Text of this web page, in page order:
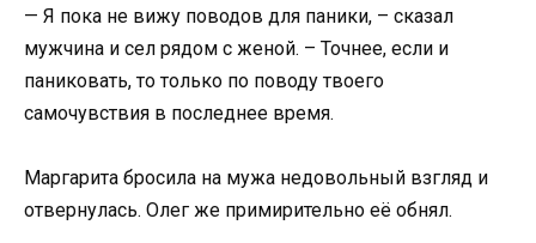
— Я пока не вижу поводов для паники, – сказал
мужчина и сел рядом с женой. – Точнее, если и
паниковать, то только по поводу твоего
самочувствия в последнее время.
Маргарита бросила на мужа недовольный взгляд и
отвернулась. Олег же примирительно её обнял.